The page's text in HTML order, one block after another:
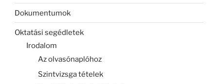
Dokumentumok
Oktatási segédletek
Irodalom
Az olvasónaplóhoz
Szintvizsga tételek